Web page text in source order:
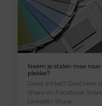
Neem je stalen mee
plekke?
Goed artikel? Deel hem
Share on Facebook
LinkedIn Share